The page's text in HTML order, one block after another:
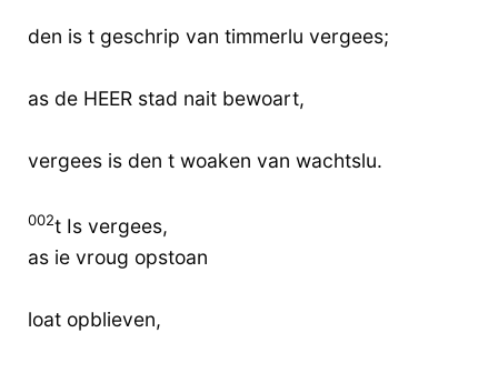
den is t geschrip van timmerlu vergees;
as de HEER stad nait bewoart,
vergees is den t woaken van wachtslu.
002t Is vergees,
as ie vroug opstoan
loat opblieven,